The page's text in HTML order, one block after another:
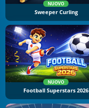
NUOVO
Sweeper Curling
NUOVO
Football Superstars 2026